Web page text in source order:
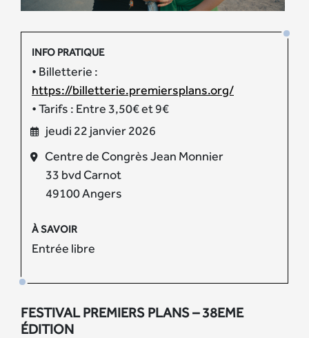
INFO PRATIQUE
• Billetterie :
https://billetterie.premiersplans.org/
• Tarifs : Entre 3,50€ et 9€
jeudi 22 janvier 2026
Centre de Congrès Jean Monnier
33 bvd Carnot
49100 Angers
À SAVOIR
Entrée libre
FESTIVAL PREMIERS PLANS – 38EME
ÉDITION